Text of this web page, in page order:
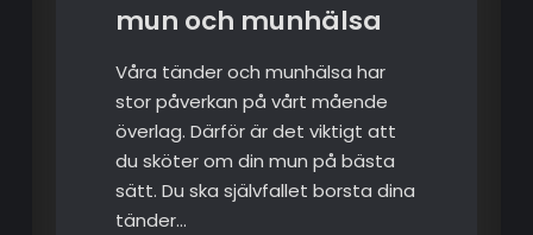
mun och munhälsa
Våra tänder och munhälsa har
stor påverkan på vårt mående
överlag. Därför är det viktigt att
du sköter om din mun på bästa
sätt. Du ska självfallet borsta dina
tänder…